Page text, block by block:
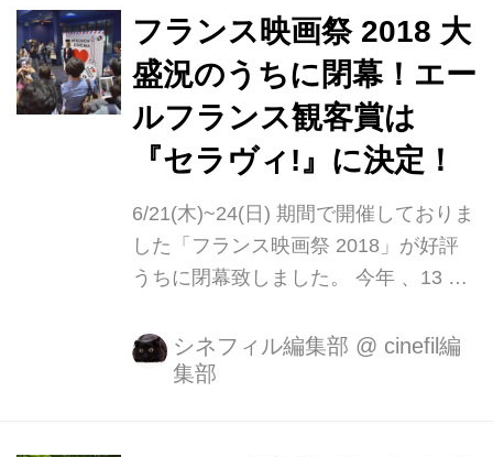
フランス映画祭 2018 大
盛況のうちに閉幕！エー
ルフランス観客賞は
『セラヴィ!』に決定！
6/21(木)~24(日) 期間で開催しておりま
した「フランス映画祭 2018」が好評
うちに閉幕致しました。 今年 、13 年
6/21(木)にみなとみらいホールで行っ
たオープニングセレモニーで 、 フラ
シネフィル編集部 @ cinefil編
集部